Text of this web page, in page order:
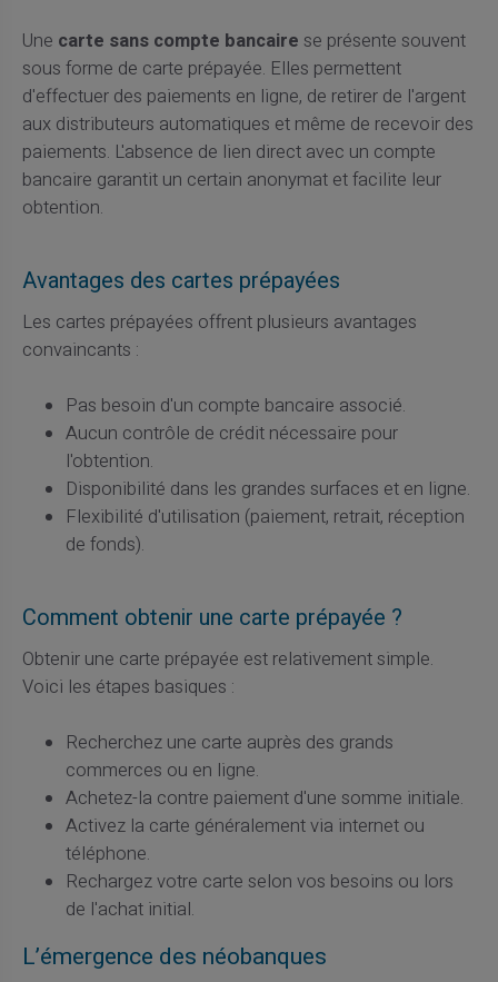
Une carte sans compte bancaire se présente souvent
sous forme de carte prépayée. Elles permettent
d'effectuer des paiements en ligne, de retirer de l'argent
aux distributeurs automatiques et même de recevoir des
paiements. L'absence de lien direct avec un compte
bancaire garantit un certain anonymat et facilite leur
obtention.
Avantages des cartes prépayées
Les cartes prépayées offrent plusieurs avantages
convaincants :
Pas besoin d'un compte bancaire associé.
Aucun contrôle de crédit nécessaire pour
l'obtention.
Disponibilité dans les grandes surfaces et en ligne.
Flexibilité d'utilisation (paiement, retrait, réception
de fonds).
Comment obtenir une carte prépayée ?
Obtenir une carte prépayée est relativement simple.
Voici les étapes basiques :
Recherchez une carte auprès des grands
commerces ou en ligne.
Achetez-la contre paiement d'une somme initiale.
Activez la carte généralement via internet ou
téléphone.
Rechargez votre carte selon vos besoins ou lors
de l'achat initial.
L’émergence des néobanques